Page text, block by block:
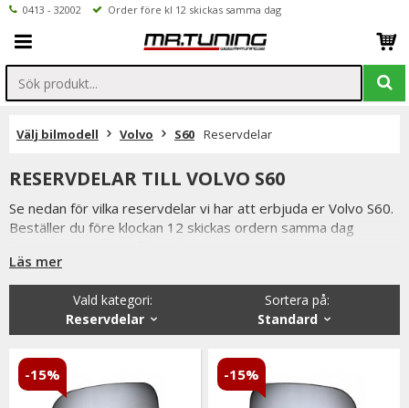
0413 - 32002 Order före kl 12 skickas samma dag
Välj bilmodell Volvo S60 Reservdelar
RESERVDELAR TILL VOLVO S60
Se nedan för vilka reservdelar vi har att erbjuda er Volvo S60.
Beställer du före klockan 12 skickas ordern samma dag
Vi på Mr Tuning har själva ett stort intresse för bilstyling &
biltuning, därför vet vi att de reservdelar vi erbjuder håller
Du har alltid 14 dagars returrätt och om du har några frågor
intresse för bilstyling & biltuning och svarar gladeligen på era
funderingar. På vardagar mellan 09 - 16 kan ni nå oss via
telefon: 0413-32002. Ni når oss även via
Läs mer
Sortera på:
Standard
Vald kategori:
Reservdelar
-15% -15%